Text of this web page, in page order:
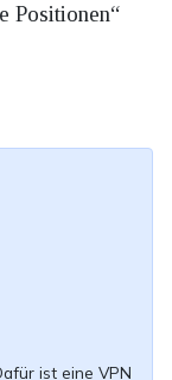
Positionen“
ist eine VPN